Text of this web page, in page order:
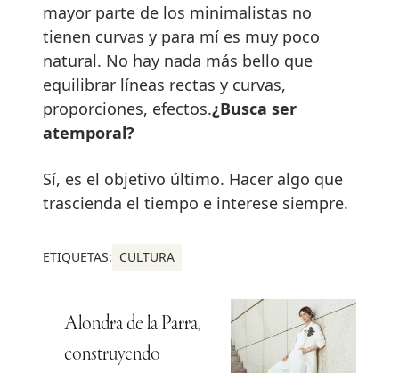
mayor parte de los minimalistas no
tienen curvas y para mí es muy poco
natural. No hay nada más bello que
equilibrar líneas rectas y curvas,
proporciones, efectos.¿Busca ser
atemporal?
Sí, es el objetivo último. Hacer algo que
trascienda el tiempo e interese siempre.
ETIQUETAS: CULTURA
Alondra de la Parra,
construyendo